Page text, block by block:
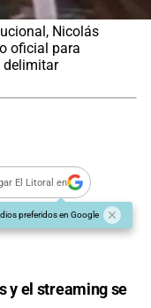
Nicolás
oficial para
delimitar
El Litoral en
preferidos en Google
y el streaming se